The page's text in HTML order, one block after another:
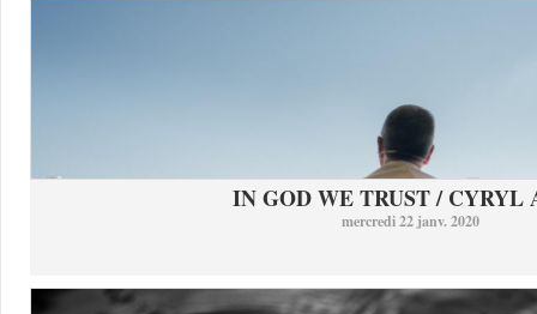
IN GOD WE TRUST / CYRYL
mercredi 22 janv. 2020